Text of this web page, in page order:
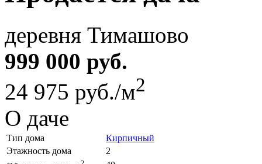
деревня Тимашово
999 000 руб.
24 975 руб./м2
О даче
Тип дома
Кирпичный
Этажность дома
2